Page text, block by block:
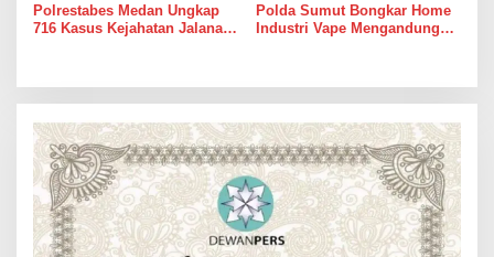
Polrestabes Medan Ungkap
716 Kasus Kejahatan Jalanan
Polda Sumut Bongkar Home
Industri Vape Mengandung